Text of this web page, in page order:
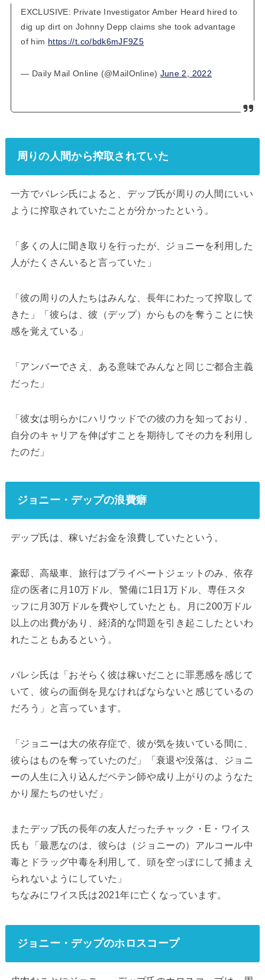
EXCLUSIVE: Private Investigator Amber Heard hired to
dig up dirt on Johnny Depp claims she took advantage
of him https://t.co/bdk6mJF9Z5
— Daily Mail Online (@MailOnline) June 2, 2022
周りの人間から搾取されていた
一方でバレシ氏によると、デップ氏が周りの人間にいい
ように搾取されていたことが分かったという。
「多くの人に聞き取りを行ったが、ジョニーを利用した
人がたくさんいると言っていた」
「彼の周りの人たちはみんな、長年にわたって搾取して
きた」「彼らは、彼（デップ）からものを奪うことに快
感を覚えている」
「アンバーでさえ、ある意味でみんなと同じご都合主義
だった」
「彼女は明らかにハリウッドでの彼の力を知っており、
自分のキャリアを伸ばすことを期待してその力を利用し
たのだ」
ジョニー・デップの浪費癖
デップ氏は、稼いだお金を浪費していたという。
豪邸、高級車、旅行はプライベートジェットのみ、依存
症の医者に月10万ドル、警備に1日1万ドル、専任スタ
ッフに月30万ドルを費やしていたとも。月に200万ドル
以上の出費があり、経済的な問題を引き起こしたといわ
れたこともあるという。
バレシ氏は「おそらく彼は稼いだことに罪悪感を感じて
いて、彼らの面倒を見なければならないと感じているの
だろう」と言っています。
「ジョニーは大の依存症で、彼が気を抜いている間に、
彼らはものを奪っていたのだ」「衰退や没落は、ジョニ
ーの人生に入り込んだペテン師や成り上がりのようなた
かり屋たちのせいだ」
またデップ氏の長年の友人だったチャック・E・ワイス
氏も「最悪なのは、彼らは（ジョニーの）アルコール中
毒とドラッグ中毒を利用して、頭を空っぽにして捕まえ
られないようにしていた」
ちなみにワイス氏は2021年に亡くなっています。
ジョニー・デップのホロスコープ